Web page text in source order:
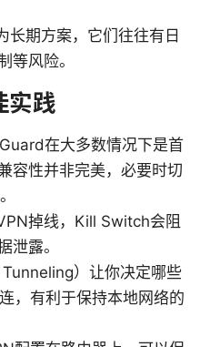
长期方案，它们往往有日
等风险。
实践
在大多数情况下是首
容性并非完美，必要时切
掉线，Kill Switch会阻
泄露。
）让你决定哪些
，有利于保持本地网络的